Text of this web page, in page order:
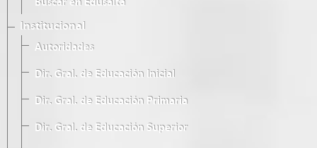
Institucional
Autoridades
Dir. Gral. de Educación Inicial
Dir. Gral. de Educación Primaria
Dir. Gral. de Educación Superior